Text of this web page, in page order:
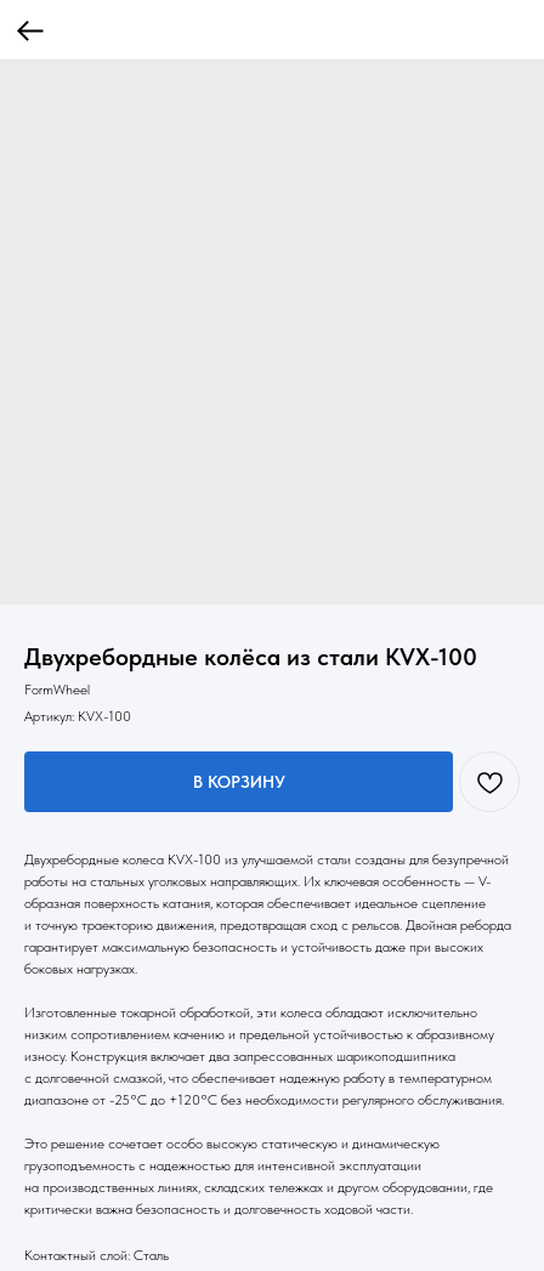
Двухребордные колёса из стали KVX-100
FormWheel
Артикул: KVX-100
В КОРЗИНУ
Двухребордные колеса KVX-100 из улучшаемой стали созданы для безупречной
работы на стальных уголковых направляющих. Их ключевая особенность — V-
образная поверхность катания, которая обеспечивает идеальное сцепление
и точную траекторию движения, предотвращая сход с рельсов. Двойная реборда
гарантирует максимальную безопасность и устойчивость даже при высоких
боковых нагрузках.
Изготовленные токарной обработкой, эти колеса обладают исключительно
низким сопротивлением качению и предельной устойчивостью к абразивному
износу. Конструкция включает два запрессованных шарикоподшипника
с долговечной смазкой, что обеспечивает надежную работу в температурном
диапазоне от -25°C до +120°C без необходимости регулярного обслуживания.
Это решение сочетает особо высокую статическую и динамическую
грузоподъемность с надежностью для интенсивной эксплуатации
на производственных линиях, складских тележках и другом оборудовании, где
критически важна безопасность и долговечность ходовой части.
Контактный слой: Сталь